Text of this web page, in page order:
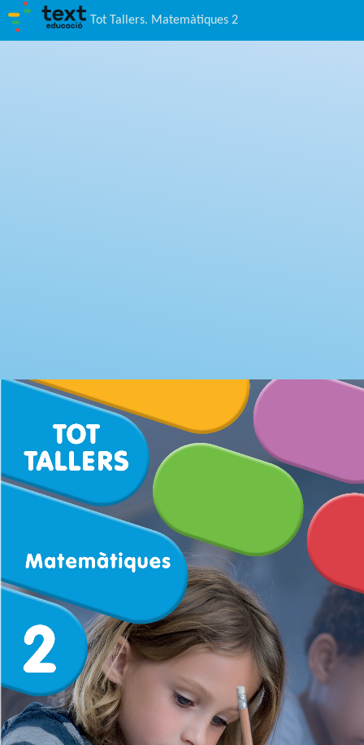
Tot Tallers. Matemàtiques 2